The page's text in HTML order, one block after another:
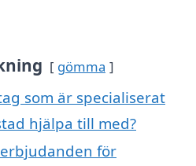
gömma
som är specialiserat
hjälpa till med?
för